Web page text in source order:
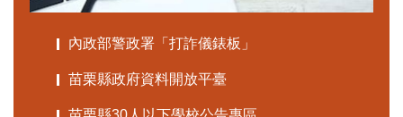
內政部警政署「打詐儀錶板」
苗栗縣政府資料開放平臺
苗栗縣30人以下學校公告專區